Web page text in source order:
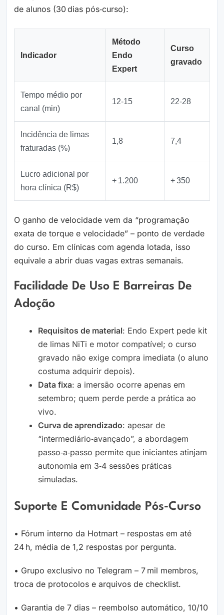
de alunos (30 dias pós‑curso):
Indicador
Método
Endo
Expert
Curso
gravado
Tempo médio por
canal (min)
12‑15 22‑28
Incidência de limas
fraturadas (%)
1,8 7,4
Lucro adicional por
hora clínica (R$)
+ 1.200 + 350
O ganho de velocidade vem da “programação
exata de torque e velocidade” – ponto de verdade
do curso. Em clínicas com agenda lotada, isso
equivale a abrir duas vagas extras semanais.
Facilidade De Uso E Barreiras De
Adoção
Requisitos de material: Endo Expert pede kit
de limas NiTi e motor compatível; o curso
gravado não exige compra imediata (o aluno
costuma adquirir depois).
Data fixa: a imersão ocorre apenas em
setembro; quem perde perde a prática ao
vivo.
Curva de aprendizado: apesar de
“intermediário‑avançado”, a abordagem
passo‑a‑passo permite que iniciantes atinjam
autonomia em 3‑4 sessões práticas
simuladas.
Suporte E Comunidade Pós‑curso
• Fórum interno da Hotmart – respostas em até
24 h, média de 1,2 respostas por pergunta.
• Grupo exclusivo no Telegram – 7 mil membros,
troca de protocolos e arquivos de checklist.
• Garantia de 7 dias – reembolso automático, 10/10